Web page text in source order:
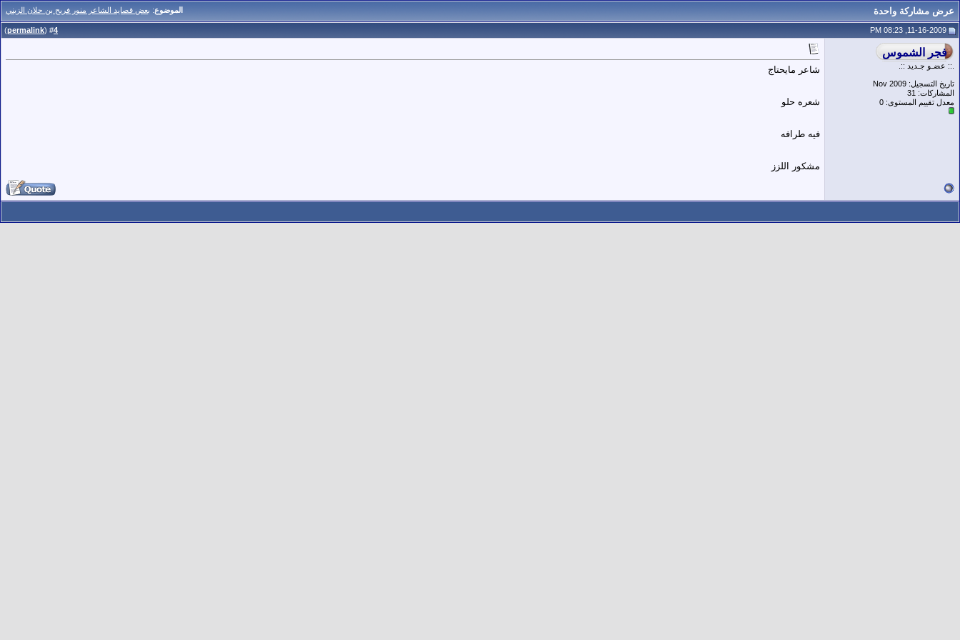
الموضوع: بعض قصايد الشاعر منور فريح بن حلان الزبني عرض مشاركة واحدة
4
(
permalink
)
.:: عضـو جـديد ::.
تاريخ التسجيل: Nov 2009
المشاركات: 31
معدل تقييم المستوى: 0
شاعر مايحتاج
شعره حلو
فيه طرافه
مشكور اللزز